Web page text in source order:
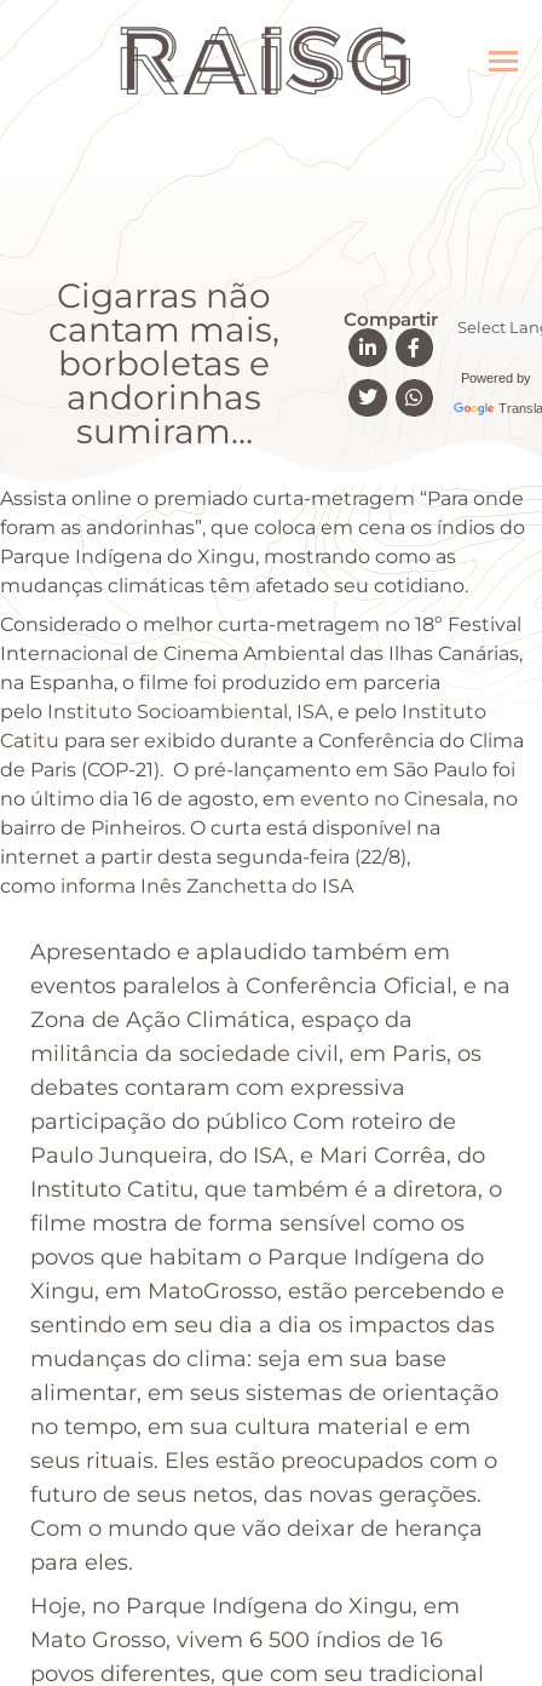
Cigarras não
cantam mais,
borboletas e
andorinhas
sumiram…
Compartir
Powered by
Assista online o premiado curta-metragem “Para onde
foram as andorinhas”, que coloca em cena os índios do
Parque Indígena do Xingu, mostrando como as
mudanças climáticas têm afetado seu cotidiano.
Considerado o melhor curta-metragem no 18º Festival
Internacional de Cinema Ambiental das Ilhas Canárias,
na Espanha, o filme foi produzido em parceria
pelo Instituto Socioambiental, ISA, e pelo Instituto
Catitu para ser exibido durante a Conferência do Clima
de Paris (COP-21). O pré-lançamento em São Paulo foi
no último dia 16 de agosto, em evento no Cinesala, no
bairro de Pinheiros. O curta está disponível na
internet a partir desta segunda-feira (22/8),
como informa Inês Zanchetta do ISA
Apresentado e aplaudido também em
eventos paralelos à Conferência Oficial, e na
Zona de Ação Climática, espaço da
militância da sociedade civil, em Paris, os
debates contaram com expressiva
participação do público Com roteiro de
Paulo Junqueira, do ISA, e Mari Corrêa, do
Instituto Catitu, que também é a diretora, o
filme mostra de forma sensível como os
povos que habitam o Parque Indígena do
Xingu, em MatoGrosso, estão percebendo e
sentindo em seu dia a dia os impactos das
mudanças do clima: seja em sua base
alimentar, em seus sistemas de orientação
no tempo, em sua cultura material e em
seus rituais. Eles estão preocupados com o
futuro de seus netos, das novas gerações.
Com o mundo que vão deixar de herança
para eles.
Hoje, no Parque Indígena do Xingu, em
Mato Grosso, vivem 6 500 índios de 16
povos diferentes, que com seu tradicional